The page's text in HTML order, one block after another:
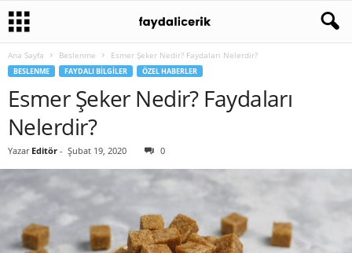
Ana Sayfa Beslenme Esmer Şeker Nedir? Faydaları Nelerdir?
BESLENME FAYDALI BILGILER ÖZEL HABERLER
Esmer Şeker Nedir? Faydaları
Nelerdir?
Yazar Editör - Şubat 19, 2020 0